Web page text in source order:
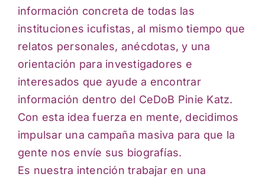
información concreta de todas las
instituciones icufistas, al mismo tiempo que
relatos personales, anécdotas, y una
orientación para investigadores e
interesados que ayude a encontrar
información dentro del CeDoB Pinie Katz.
Con esta idea fuerza en mente, decidimos
impulsar una campaña masiva para que la
gente nos envíe sus biografías.
Es nuestra intención trabajar en una